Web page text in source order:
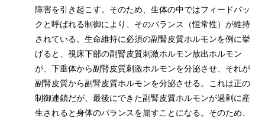
障害を引き起こす。そのため、生体の中ではフィードバッ
クと呼ばれる制御により、そのバランス（恒常性）が維持
されている。生命維持に必須の副腎皮質ホルモンを例に挙
げると、視床下部の副腎皮質刺激ホルモン放出ホルモン
が、下垂体から副腎皮質刺激ホルモンを分泌させ、それが
副腎皮質から副腎皮質ホルモンを分泌させる。これは正の
制御連鎖だが、最後にできた副腎皮質ホルモンが過剰に産
生されると身体のバランスを崩すことになる。そのため、